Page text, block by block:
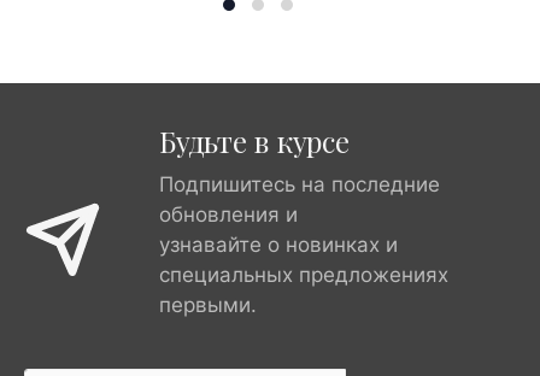
Будьте в курсе
Подпишитесь на последние
обновления и
узнавайте о новинках и
специальных предложениях
первыми.